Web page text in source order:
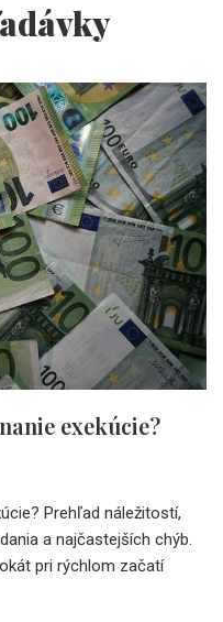
exekúcie?
Prehľad náležitostí,
a najčastejších chýb.
pri rýchlom začatí